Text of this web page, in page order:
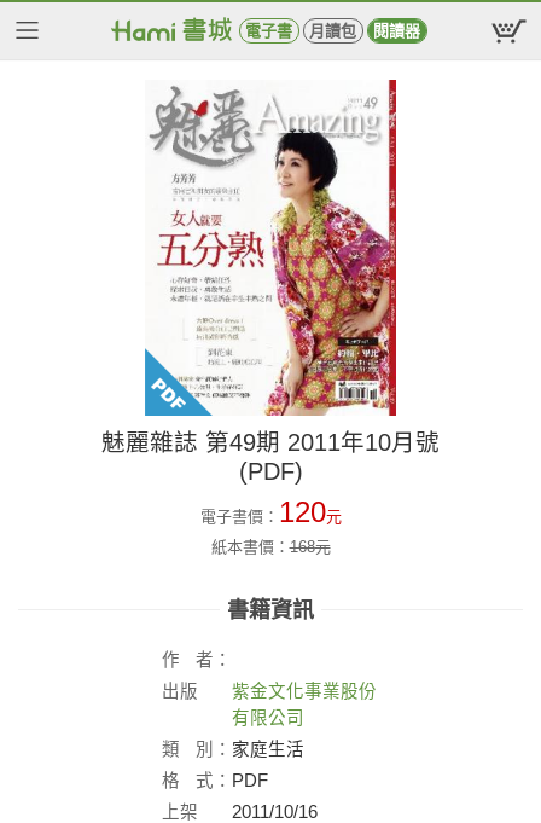
電子書 月讀包 閱讀器
魅麗雜誌 第49期 2011年10月號
(PDF)
電子書價： 120元
紙本書價：168元
書籍資訊
作
者：
出版
紫金文化事業股份
有限公司
類
別： 家庭生活
格
式： PDF
上架
2011/10/16